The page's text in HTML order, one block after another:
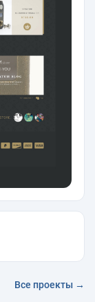
Все проекты →